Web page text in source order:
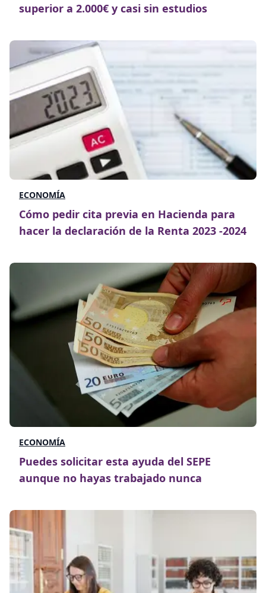
superior a 2.000€ y casi sin estudios
ECONOMÍA
Cómo pedir cita previa en Hacienda para
hacer la declaración de la Renta 2023 -2024
ECONOMÍA
Puedes solicitar esta ayuda del SEPE
aunque no hayas trabajado nunca